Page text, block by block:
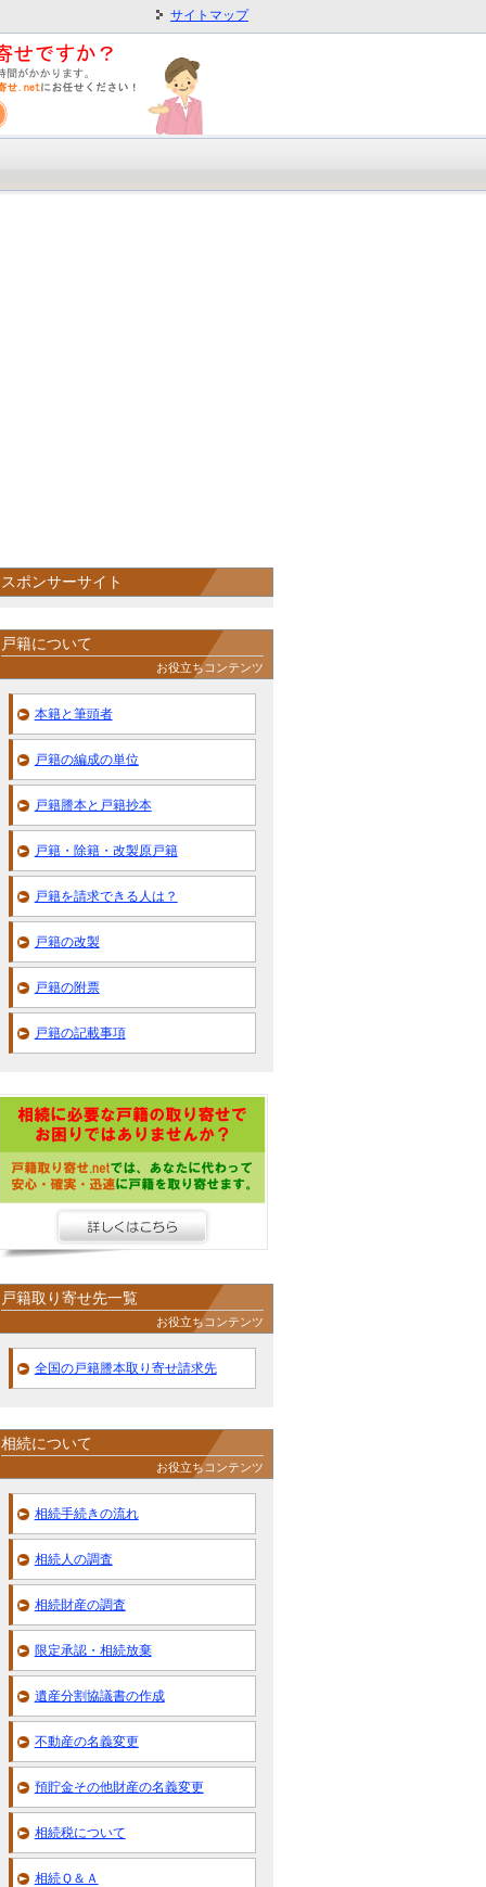
スポンサーサイト
戸籍について
お役立ちコンテンツ
本籍と筆頭者
戸籍の編成の単位
戸籍謄本と戸籍抄本
戸籍・除籍・改製原戸籍
戸籍を請求できる人は？
戸籍の改製
戸籍の附票
戸籍の記載事項
戸籍取り寄せ先一覧
お役立ちコンテンツ
全国の戸籍謄本取り寄せ請求先
相続について
お役立ちコンテンツ
相続手続きの流れ
相続人の調査
相続財産の調査
限定承認・相続放棄
遺産分割協議書の作成
不動産の名義変更
預貯金その他財産の名義変更
相続税について
相続Ｑ＆Ａ
サイトマップ